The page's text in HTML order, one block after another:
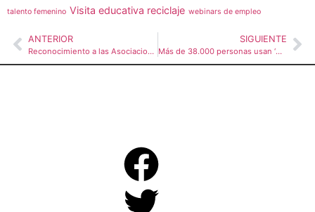
talento femenino Visita educativa reciclaje webinars de empleo
ANTERIOR
Reconocimiento a las Asociaciones Beneficiadas por Fundación Cajamurcia y CaixaBank
SIGUIENTE
Más de 38.000 personas usan ‘Mi CV en 3 pasos’ en su primer año en el Plan de Empleo de Cruz Roja